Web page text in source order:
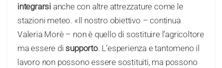
integrarsi anche con altre attrezzature come le
stazioni meteo. «Il nostro obiettivo – continua
Valeria Morè – non è quello di sostituire l’agricoltore
ma essere di supporto. L’esperienza e tantomeno il
lavoro non possono essere sostituiti, ma possono